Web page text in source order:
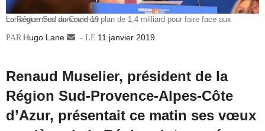
La Région Sud annonce un plan de 1,4 milliard pour faire face aux conséquences du Covid-19
Hugo Lane
Envoyer11 janvier 2019
Renaud Muselier, président de la
Région Sud-Provence-Alpes-Côte
d’Azur, présentait ce matin ses vœux